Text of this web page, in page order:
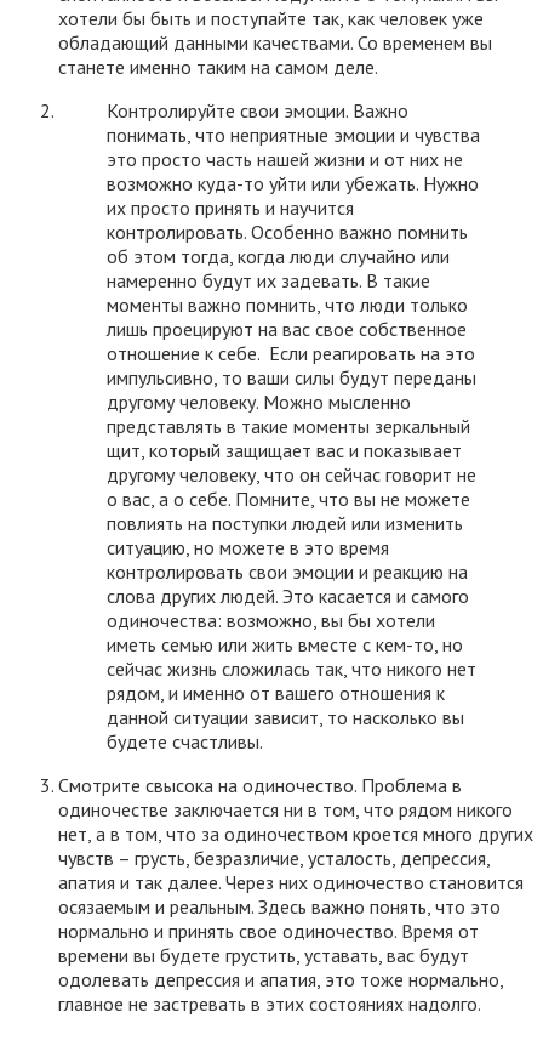
хотели бы быть и поступайте так, как человек уже
обладающий данными качествами. Со временем вы
станете именно таким на самом деле.
Контролируйте свои эмоции. Важно
понимать, что неприятные эмоции и чувства
это просто часть нашей жизни и от них не
возможно куда-то уйти или убежать. Нужно
их просто принять и научится
контролировать. Особенно важно помнить
об этом тогда, когда люди случайно или
намеренно будут их задевать. В такие
моменты важно помнить, что люди только
лишь проецируют на вас свое собственное
отношение к себе. Если реагировать на это
импульсивно, то ваши силы будут переданы
другому человеку. Можно мысленно
представлять в такие моменты зеркальный
щит, который защищает вас и показывает
другому человеку, что он сейчас говорит не
о вас, а о себе. Помните, что вы не можете
повлиять на поступки людей или изменить
ситуацию, но можете в это время
контролировать свои эмоции и реакцию на
слова других людей. Это касается и самого
одиночества: возможно, вы бы хотели
иметь семью или жить вместе с кем-то, но
сейчас жизнь сложилась так, что никого нет
рядом, и именно от вашего отношения к
данной ситуации зависит, то насколько вы
будете счастливы.
Смотрите свысока на одиночество. Проблема в
одиночестве заключается ни в том, что рядом никого
нет, а в том, что за одиночеством кроется много других
чувств – грусть, безразличие, усталость, депрессия,
апатия и так далее. Через них одиночество становится
осязаемым и реальным. Здесь важно понять, что это
нормально и принять свое одиночество. Время от
времени вы будете грустить, уставать, вас будут
одолевать депрессия и апатия, это тоже нормально,
главное не застревать в этих состояниях надолго.